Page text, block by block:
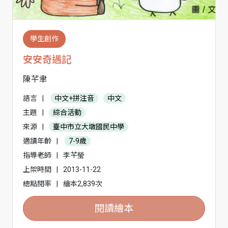
學生創作
安安奇遇記
陳芊聿
語言 中文+拼注音
中文
主題
綜合活動
來源
臺中市立大墩國民中學
適讀年齡
7-9歲
指導老師
李芊瑩
上架時間
2013-11-22
總點閱率
繪本2,839次
閱讀繪本